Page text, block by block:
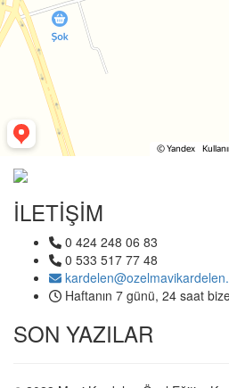
İLETİŞİM
0 424 248 06 83
0 533 517 77 48
Haftanın 7 günü, 24 saat
SON YAZILAR